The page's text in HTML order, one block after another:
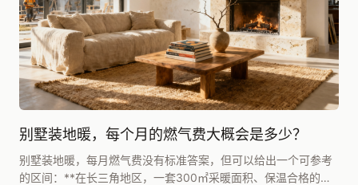
别墅装地暖，每个月的燃气费大概会是多少？
别墅装地暖，每月燃气费没有标准答案，但可以给出一个可参考
的区间：**在长三角地区，一套300㎡采暖面积、保温合格的独